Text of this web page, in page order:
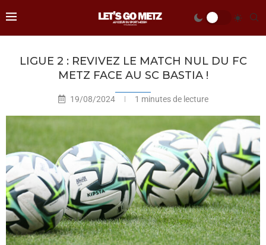
LIGUE 2 : REVIVEZ LE MATCH NUL DU FC
METZ FACE AU SC BASTIA !
19/08/2024 1 minutes de lecture